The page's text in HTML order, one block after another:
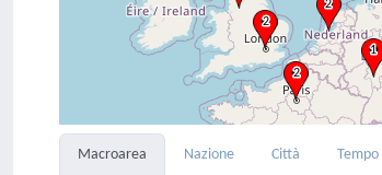
Macroarea Nazione Città Tempo